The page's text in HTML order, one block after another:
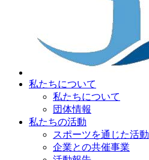
私たちについて
私たちについて
団体情報
私たちの活動
スポーツを通じた活動
企業との共催事業